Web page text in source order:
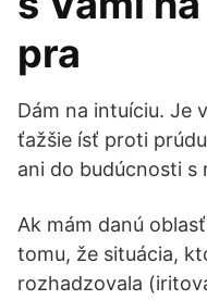
pra
Dám na intuíciu. Je
ťažšie ísť proti
ani do budúcnosti s
Ak mám danú
tomu, že situácia,
rozhadzovala